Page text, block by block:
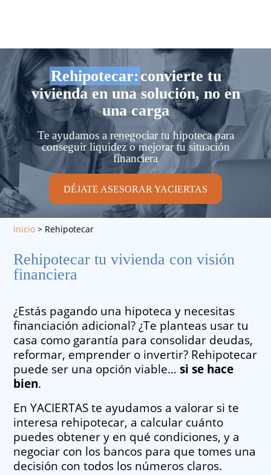
Rehipotecar:convierte tu
vivienda en una solución, no en
una carga
Te ayudamos a renegociar tu hipoteca para
conseguir liquidez o mejorar tu situación
financiera
DÉJATE ASESORAR YACIERTAS
Inicio > Rehipotecar
Rehipotecar tu vivienda con visión
financiera
¿Estás pagando una hipoteca y necesitas
financiación adicional? ¿Te planteas usar tu
casa como garantía para consolidar deudas,
reformar, emprender o invertir? Rehipotecar
puede ser una opción viable…si se hace
bien.
En YACIERTAS te ayudamos a valorar si te
interesa rehipotecar, a calcular cuánto
puedes obtener y en qué condiciones, y a
negociar con los bancos para que tomes una
decisión con todos los números claros.